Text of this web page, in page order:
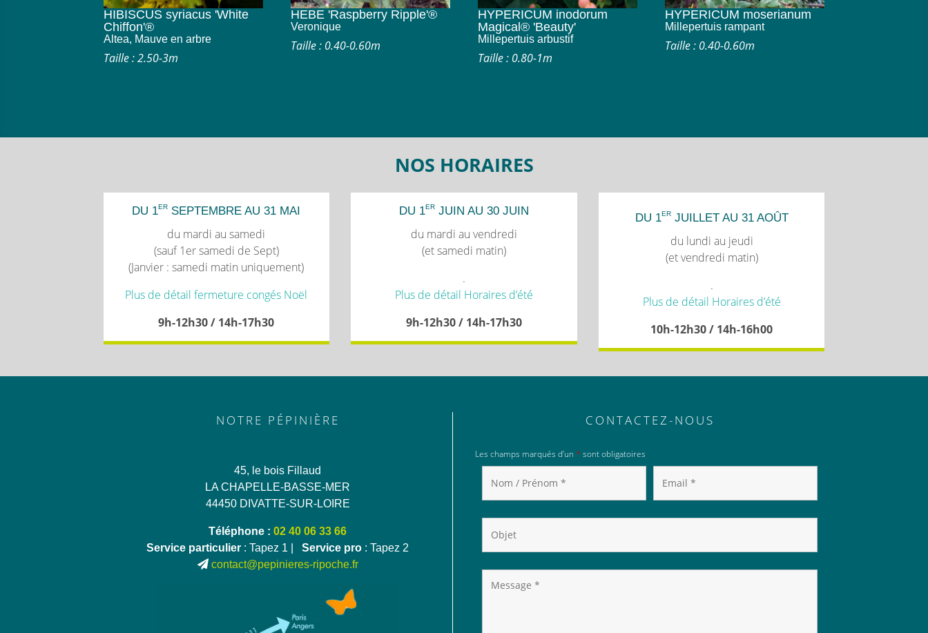
HIBISCUS syriacus 'White
Chiffon'®
Altea, Mauve en arbre
Taille : 2.50-3m
HEBE 'Raspberry Ripple'®
Veronique
Taille : 0.40-0.60m
HYPERICUM inodorum
Magical® 'Beauty'
Millepertuis arbustif
Taille : 0.80-1m
HYPERICUM moserianum
Millepertuis rampant
Taille : 0.40-0.60m
NOS HORAIRES
DU 1ER SEPTEMBRE AU 31 MAI
du mardi au samedi
(sauf 1er samedi de Sept)
(Janvier : samedi matin uniquement)
Plus de détail fermeture congés Noël
9h-12h30 / 14h-17h30
DU 1ERJUIN AU 30 JUIN
du mardi au vendredi
(et samedi matin)
.
Plus de détail Horaires d’été
9h-12h30 / 14h-17h30
DU 1ERJUILLET AU 31 AOÛT
du lundi au jeudi
(et vendredi matin)
.
Plus de détail Horaires d’été
10h-12h30 / 14h-16h00
NOTRE PÉPINIÈRE
45, le bois Fillaud
LA CHAPELLE-BASSE-MER
44450 DIVATTE-SUR-LOIRE
Téléphone :02 40 06 33 66
Service particulier : Tapez 1 | Service pro : Tapez 2
contact@pepinieres-ripoche.fr
CONTACTEZ-NOUS
Les champs marqués d’un * sont obligatoires